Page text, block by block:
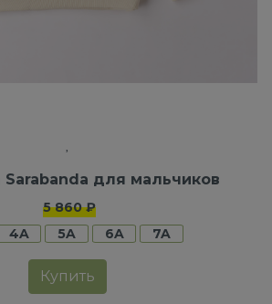
Sarabanda для мальчиков
5 860 ₽
4A 5A 6A 7A
Купить